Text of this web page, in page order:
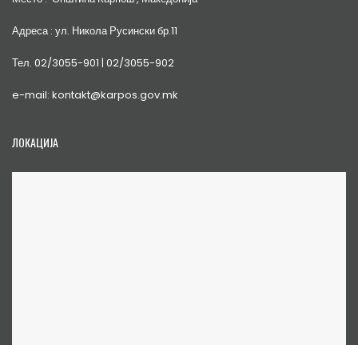
Адреса : ул. Никола Русински бр.11
Тел. 02/3055-901 | 02/3055-902
e-mail: kontakt@karpos.gov.mk
ЛОКАЦИЈА